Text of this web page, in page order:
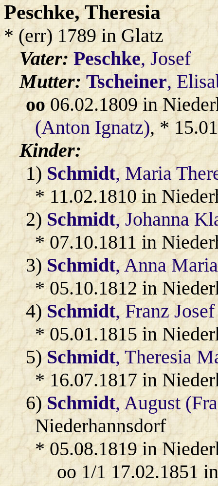
Peschke, Theresia
* (err) 1789 in Glatz
Vater:Peschke, Josef
Mutter:Tscheiner,
oo06.02.1809 in
(Anton Ignatz), *
Kinder:
1) Schmidt, Maria
* 11.02.1810 in
2) Schmidt, Johanna
* 07.10.1811 in
3)Schmidt, Anna Maria
* 05.10.1812 in
4)Schmidt, Franz Josef
* 05.01.1815 in
5)Schmidt, Theresia
* 16.07.1817 in
6)Schmidt, August
Niederhannsdorf
* 05.08.1819 in
oo 1/1 17.02.1851